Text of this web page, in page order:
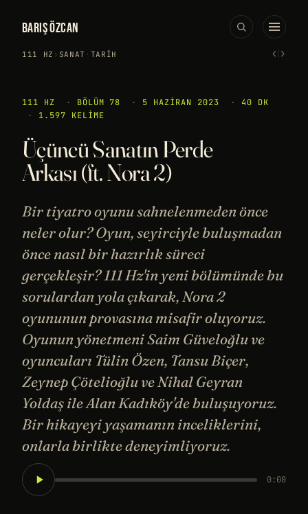
BARIŞ ÖZCAN
111 HZ › SANAT · TARIH ‹›
111 HZ · BÖLÜM 78 · 5 HAZIRAN 2023 ·
40 DK
·
1.597 KELIME
Üçüncü Sanatın Perde
Arkası (ft. Nora 2)
Bir tiyatro oyunu sahnelenmeden önce
neler olur? Oyun, seyirciyle buluşmadan
önce nasıl bir hazırlık süreci
gerçekleşir? 111 Hz'in yeni bölümünde bu
sorulardan yola çıkarak, Nora 2
oyununun provasına misafir oluyoruz.
Oyunun yönetmeni Saim Güveloğlu ve
oyuncuları Tülin Özen, Tansu Biçer,
Zeynep Çötelioğlu ve Nihal Geyran
Yoldaş ile Alan Kadıköy'de buluşuyoruz.
Bir hikayeyi yaşamanın inceliklerini,
onlarla birlikte deneyimliyoruz.
0:00